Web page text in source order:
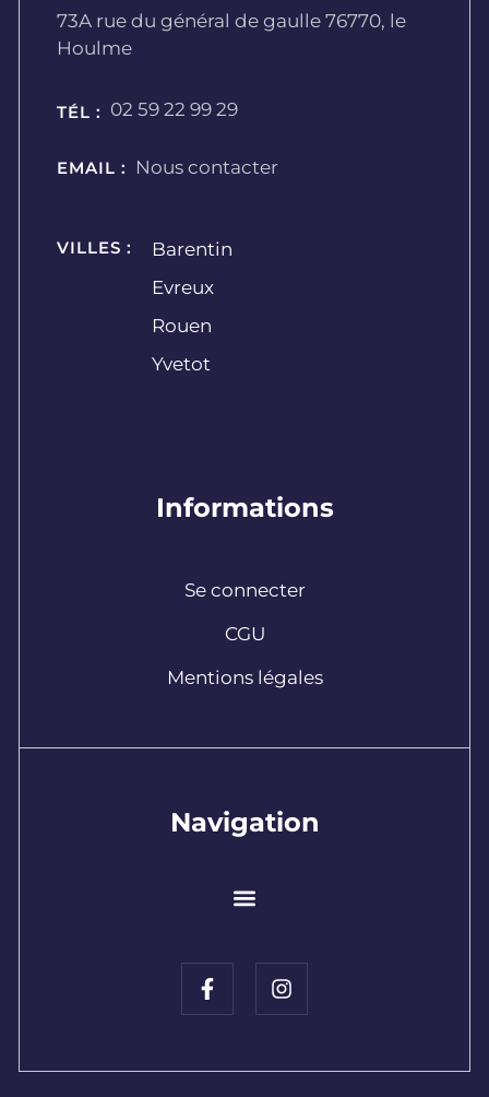
73A rue du général de gaulle 76770, le
Houlme
TÉL : 02 59 22 99 29
EMAIL : Nous contacter
VILLES :
Barentin
Evreux
Rouen
Yvetot
Informations
Se connecter
CGU
Mentions légales
Navigation